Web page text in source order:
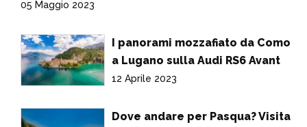
05 Maggio 2023
I panorami mozzafiato da Como
a Lugano sulla Audi RS6 Avant
12 Aprile 2023
Dove andare per Pasqua? Visita